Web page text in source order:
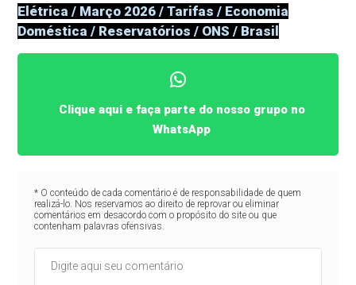
Elétrica / Março 2026 / Tarifas / Economia
Doméstica / Reservatórios / ONS / Brasil
Clique aqui e faça parte do nosso grupo no
WhatsApp
* O conteúdo de cada comentário é de responsabilidade de quem
realizá-lo. Nos reservamos ao direito de reprovar ou eliminar
comentários em desacordo com o propósito do site ou que
contenham palavras ofensivas.